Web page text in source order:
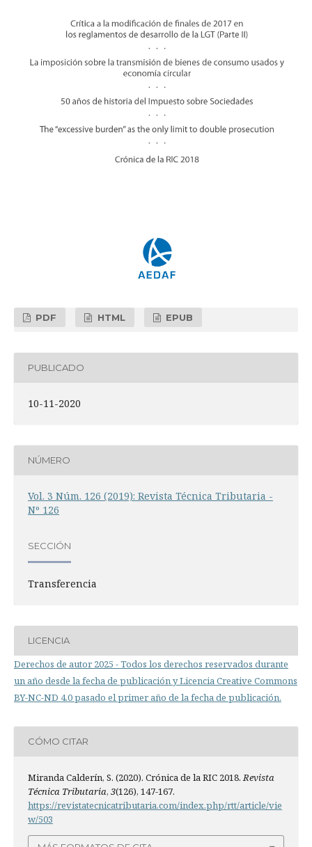
PDF HTML EPUB
PUBLICADO
10-11-2020
NÚMERO
Vol. 3 Núm. 126 (2019): Revista Técnica Tributaria -
Nº 126
SECCIÓN
Transferencia
LICENCIA
Derechos de autor 2025 - Todos los derechos reservados durante
un año desde la fecha de publicación y Licencia Creative Commons
BY-NC-ND 4.0 pasado el primer año de la fecha de publicación.
CÓMO CITAR
Miranda Calderín, S. (2020). Crónica de la RIC 2018.Revista
Técnica Tributaria, 3(126), 147-167.
https://revistatecnicatributaria.com/index.php/rtt/article/vie
w/503